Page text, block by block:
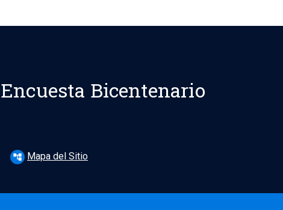
Encuesta Bicentenario
account_tree Mapa del Sitio